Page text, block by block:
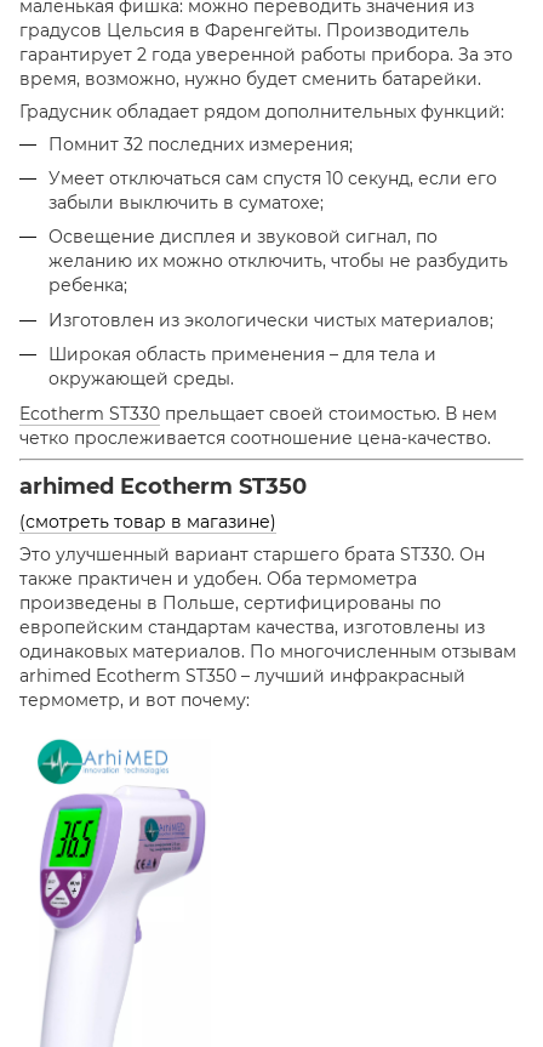
маленькая фишка: можно переводить значения из
градусов Цельсия в Фаренгейты. Производитель
гарантирует 2 года уверенной работы прибора. За это
время, возможно, нужно будет сменить батарейки.
Градусник обладает рядом дополнительных функций:
Помнит 32 последних измерения;
Умеет отключаться сам спустя 10 секунд, если его
забыли выключить в суматохе;
Освещение дисплея и звуковой сигнал, по
желанию их можно отключить, чтобы не разбудить
ребенка;
Изготовлен из экологически чистых материалов;
Широкая область применения – для тела и
окружающей среды.
Ecotherm ST330 прельщает своей стоимостью. В нем
четко прослеживается соотношение цена-качество.
arhimed Ecotherm ST350
(смотреть товар в магазине)
Это улучшенный вариант старшего брата ST330. Он
также практичен и удобен. Оба термометра
произведены в Польше, сертифицированы по
европейским стандартам качества, изготовлены из
одинаковых материалов. По многочисленным отзывам
arhimed Ecotherm ST350 – лучший инфракрасный
термометр, и вот почему: